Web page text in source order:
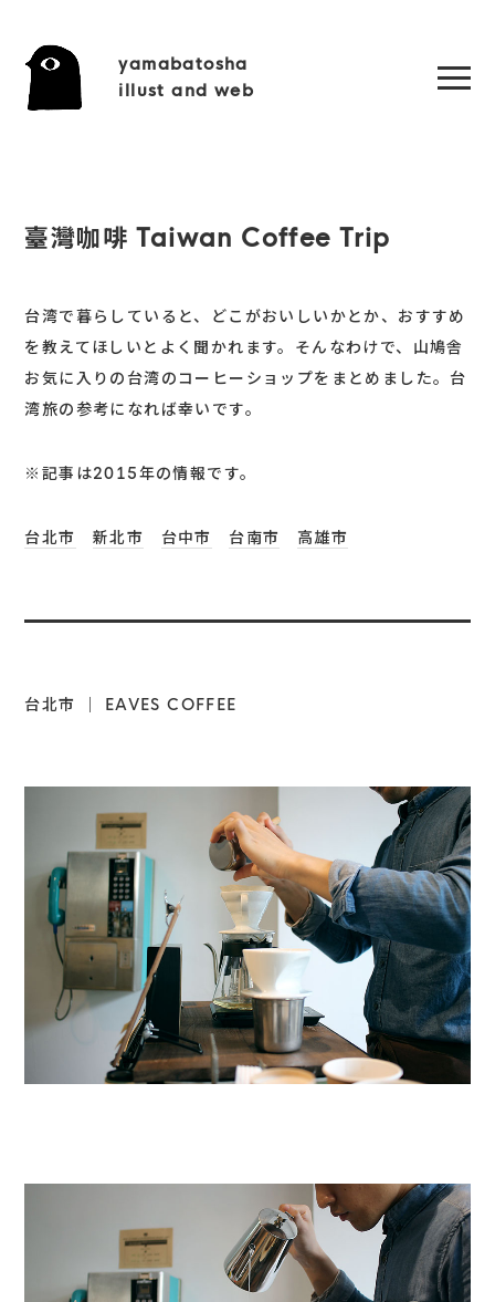
yamabatosha
illust and web
臺灣咖啡 Taiwan Coffee Trip
台湾で暮らしていると、どこがおいしいかとか、おすすめ
を教えてほしいとよく聞かれます。そんなわけで、山鳩舎
お気に入りの台湾のコーヒーショップをまとめました。台
湾旅の参考になれば幸いです。
※記事は2015年の情報です。
台北市 新北市 台中市 台南市 高雄市
台北市 ｜ EAVES COFFEE